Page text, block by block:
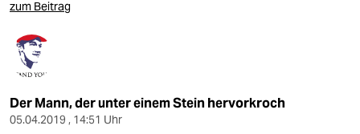
zum Beitrag
Der Mann, der unter einem Stein hervorkroch
05.04.2019 , 14:51 Uhr